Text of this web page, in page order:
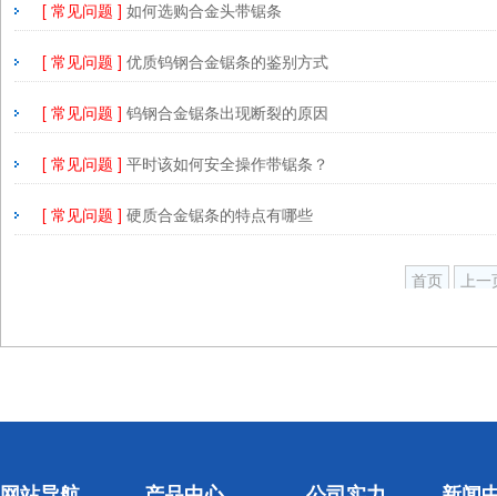
[ 常见问题 ] 如何选购合金头带锯条
[ 常见问题 ] 优质钨钢合金锯条的鉴别方式
[ 常见问题 ] 钨钢合金锯条出现断裂的原因
[ 常见问题 ] 平时该如何安全操作带锯条？
[ 常见问题 ] 硬质合金锯条的特点有哪些
首页 上一